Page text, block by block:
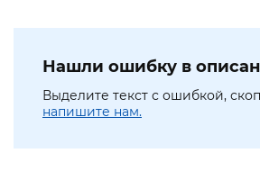
Нашли ошибку в
Выделите текст с ошибкой,
напишите нам.